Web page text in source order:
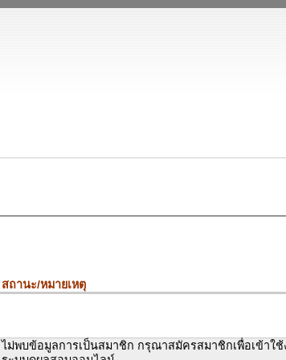
สถานะ/หมายเหตุ
ไม่พบข้อมูลการเป็นสมาชิก กรุณาสมัครสมาชิกเพื่อเข้าใช้